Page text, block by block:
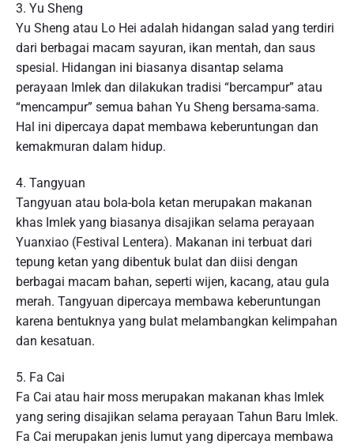
3. Yu Sheng
Yu Sheng atau Lo Hei adalah hidangan salad yang terdiri
dari berbagai macam sayuran, ikan mentah, dan saus
spesial. Hidangan ini biasanya disantap selama
perayaan Imlek dan dilakukan tradisi “bercampur” atau
“mencampur” semua bahan Yu Sheng bersama-sama.
Hal ini dipercaya dapat membawa keberuntungan dan
kemakmuran dalam hidup.
4. Tangyuan
Tangyuan atau bola-bola ketan merupakan makanan
khas Imlek yang biasanya disajikan selama perayaan
Yuanxiao (Festival Lentera). Makanan ini terbuat dari
tepung ketan yang dibentuk bulat dan diisi dengan
berbagai macam bahan, seperti wijen, kacang, atau gula
merah. Tangyuan dipercaya membawa keberuntungan
karena bentuknya yang bulat melambangkan kelimpahan
dan kesatuan.
5. Fa Cai
Fa Cai atau hair moss merupakan makanan khas Imlek
yang sering disajikan selama perayaan Tahun Baru Imlek.
Fa Cai merupakan jenis lumut yang dipercaya membawa